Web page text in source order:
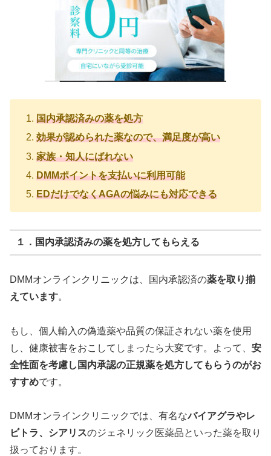
国内承認済みの薬を処方
効果が認められた薬なので、満足度が高い
家族・知人にばれない
DMMポイントを支払いに利用可能
EDだけでなくAGAの悩みにも対応できる
１．国内承認済みの薬を処方してもらえる
DMMオンラインクリニックは、国内承認済の薬を取り揃
えています。
もし、個人輸入の偽造薬や品質の保証されない薬を使用
し、健康被害をおこしてしまったら大変です。よって、 安
全性面を考慮し国内承認の正規薬を処方してもらうのがお
すすめです。
DMMオンラインクリニックでは、有名なバイアグラやレ
ビトラ、シアリスのジェネリック医薬品といった薬を取り
扱っております。